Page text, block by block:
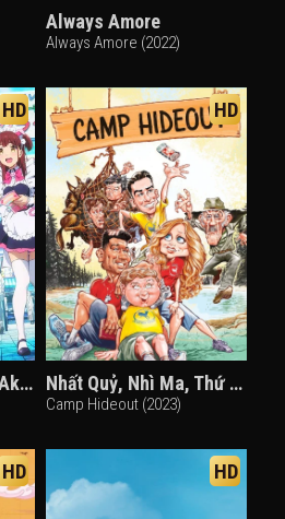
Always Amore
Always Amore (2022)
HD
Cuộc Chiến Hầu Gái Akiba
HD
Nhất Quỷ, Nhì Ma, Thứ Ba... Trộm Vặt
Camp Hideout (2023)
HD HD